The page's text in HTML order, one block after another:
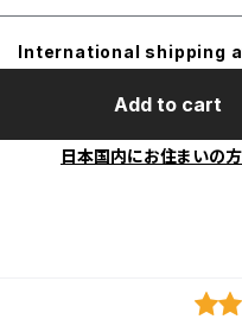
International shipping
Add to cart
日本国内にお住まいの